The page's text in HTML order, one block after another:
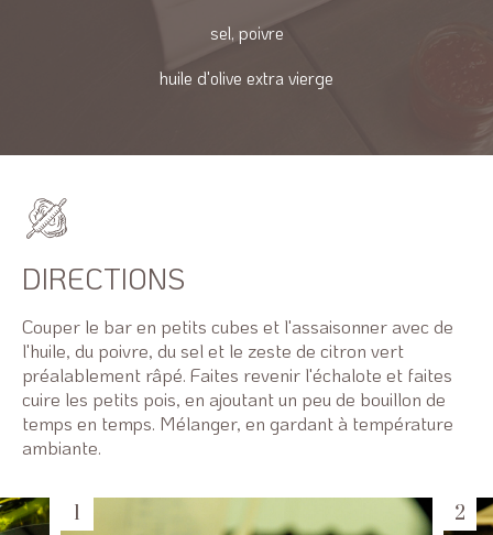
sel, poivre
huile d'olive extra vierge
DIRECTIONS
Couper le bar en petits cubes et l'assaisonner avec de
l'huile, du poivre, du sel et le zeste de citron vert
préalablement râpé. Faites revenir l'échalote et faites
cuire les petits pois, en ajoutant un peu de bouillon de
temps en temps. Mélanger, en gardant à température
ambiante.